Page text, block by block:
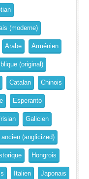
(moderne)
Arabe Arménien
(original)
Catalan Chinois
Esperanto
Galicien
(anglicized)
Hongrois
Italien Japonais